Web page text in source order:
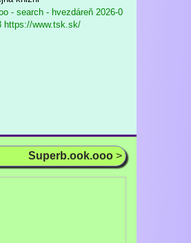
- search - hvezdáreň 2026-0
https://www.tsk.sk/
Superb.ook.ooo >